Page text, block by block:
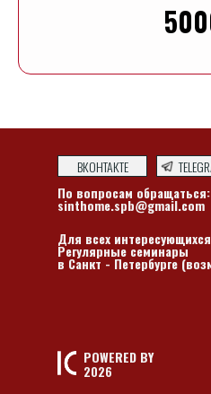
POWERED BY
2026
По вопросам обращаться:
sinthome.spb@gmail.com
Для всех
Регулярные семинары
в Санкт - Петербурге
ВКОНТАКТЕ